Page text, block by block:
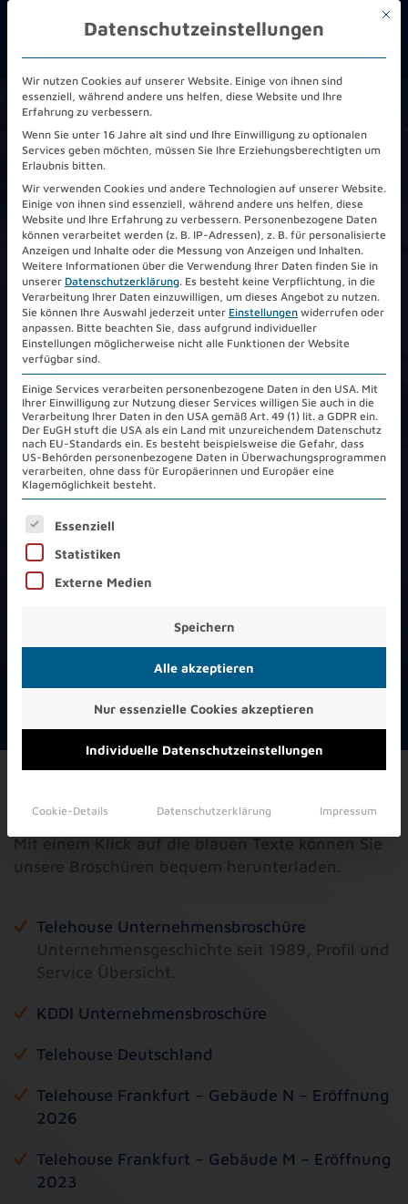
HOME/DOWNLOADS
Downloads: Viele
Informationen zu Telehouse
bequem herunterladen.
13 Länder
24 Städte
48 Rechenzentren
Broschüren
unsere Broschüren bequem herunterladen.
Telehouse Unternehmensbroschüre
Unternehmensgeschichte seit 1989, Profil und
Service Übersicht.
KDDI Unternehmensbroschüre
Telehouse Deutschland
Telehouse Frankfurt – Gebäude N – Eröffnung
2026
Telehouse Frankfurt – Gebäude M – Eröffnung
2023
Mit
Datenschutzeinstellungen
Wir nutzen Cookies auf unserer Website. Einige von ihnen sind
essenziell, während andere uns helfen, diese Website und Ihre
Erfahrung zu verbessern.
Wenn Sie unter 16 Jahre alt sind und Ihre Einwilligung zu optionalen
Services geben möchten, müssen Sie Ihre Erziehungsberechtigten um
Erlaubnis bitten.
Wir verwenden Cookies und andere Technologien auf unserer Website.
Einige von ihnen sind essenziell, während andere uns helfen, diese
Website und Ihre Erfahrung zu verbessern. Personenbezogene Daten
können verarbeitet werden (z. B. IP-Adressen), z. B. für personalisierte
Anzeigen und Inhalte oder die Messung von Anzeigen und Inhalten.
Weitere Informationen über die Verwendung Ihrer Daten finden Sie in
unserer Datenschutzerklärung. Es besteht keine Verpflichtung, in die
Verarbeitung Ihrer Daten einzuwilligen, um dieses Angebot zu nutzen.
Sie können Ihre Auswahl jederzeit unter Einstellungen widerrufen oder
anpassen. Bitte beachten Sie, dass aufgrund individueller
Einstellungen möglicherweise nicht alle Funktionen der Website
verfügbar sind.
Einige Services verarbeiten personenbezogene Daten in den USA. Mit
Ihrer Einwilligung zur Nutzung dieser Services willigen Sie auch in die
Verarbeitung Ihrer Daten in den USA gemäß Art. 49 (1) lit. a GDPR ein.
Der EuGH stuft die USA als ein Land mit unzureichendem Datenschutz
nach EU-Standards ein. Es besteht beispielsweise die Gefahr, dass
US-Behörden personenbezogene Daten in Überwachungsprogrammen
verarbeiten, ohne dass für Europäerinnen und Europäer eine
Klagemöglichkeit besteht.
Es folgt eine Liste der Service-Gruppen, für die eine
Essenziell
Statistiken
Externe Medien
Speichern
Alle akzeptieren
Nur essenzielle Cookies akzeptieren
Individuelle Datenschutzeinstellungen
Cookie-Details Datenschutzerklärung Impressum